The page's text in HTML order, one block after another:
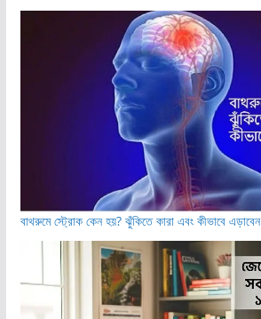
বাথরুমে স্ট্রোক কেন হয়? ঝুঁকিতে কারা এবং কীভাবে এড়াবেন